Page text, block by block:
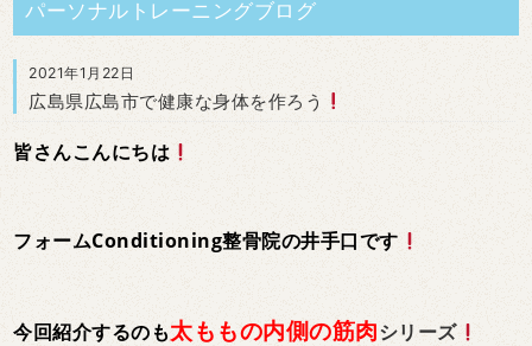
パーソナルトレーニングブログ
2021年1月22日
広島県広島市で健康な身体を作ろう
皆さんこんにちは
フォームConditioning整骨院の井手口です
今回紹介するのも太ももの内側の筋肉シリーズ